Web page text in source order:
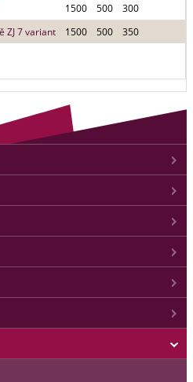
1500 500
300
ZJ 7 variant
1500 500 350